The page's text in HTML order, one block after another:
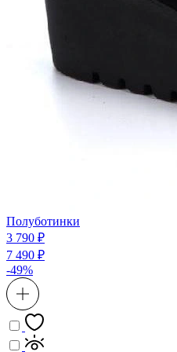
Полуботинки
3 790 ₽
7 490 ₽
-49%